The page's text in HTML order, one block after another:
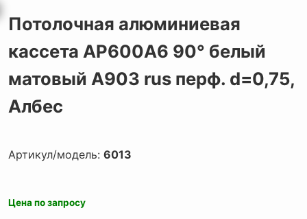
Потолочная алюминиевая
кассета AP600A6 90° белый
матовый А903 rus перф. d=0,75,
Албес
Артикул/модель: 6013
Цена по запросу